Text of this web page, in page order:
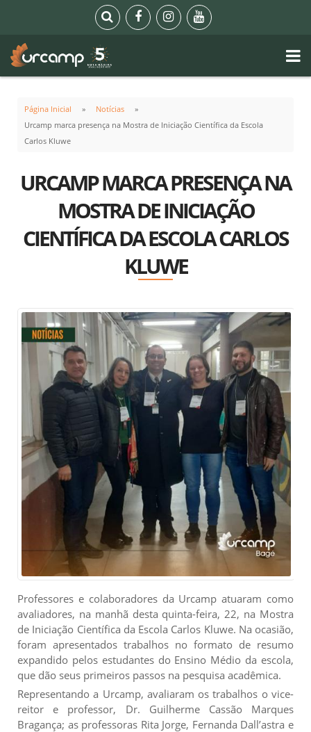
Página Inicial
Notícias
Urcamp marca presença na Mostra de Iniciação Científica da Escola
Carlos Kluwe
URCAMP MARCA PRESENÇA NA
MOSTRA DE INICIAÇÃO
CIENTÍFICA DA ESCOLA CARLOS
KLUWE
Professores e colaboradores da Urcamp atuaram como
avaliadores, na manhã desta quinta-feira, 22, na Mostra
de Iniciação Científica da Escola Carlos Kluwe. Na ocasião,
foram apresentados trabalhos no formato de resumo
expandido pelos estudantes do Ensino Médio da escola,
que dão seus primeiros passos na pesquisa acadêmica.
Representando a Urcamp, avaliaram os trabalhos o vice-
reitor e professor, Dr. Guilherme Cassão Marques
Bragança; as professoras Rita Jorge, Fernanda Dall’astra e